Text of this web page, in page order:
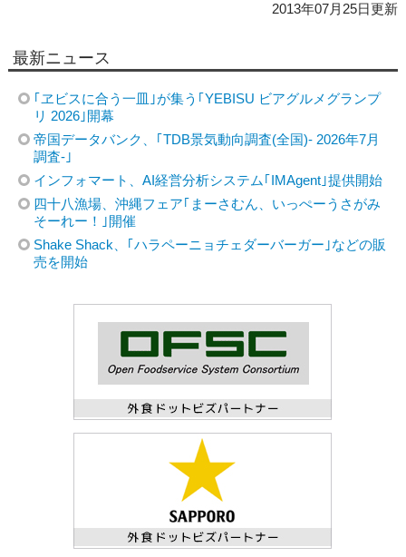
2013年07月25日更新
最新ニュース
｢ヱビスに合う一皿｣が集う｢YEBISU ビアグルメグランプ
リ 2026｣開幕
帝国データバンク、｢TDB景気動向調査(全国)- 2026年7月
調査-｣
インフォマート、AI経営分析システム｢IMAgent｣提供開始
四十八漁場、沖縄フェア｢まーさむん、いっぺーうさがみ
そーれー！｣開催
Shake Shack、｢ハラペーニョチェダーバーガー｣などの販
売を開始